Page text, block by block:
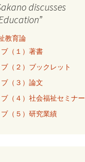
discusses
教育論
（１）著書
（２）ブックレット
（３）論文
（４）社会福祉セミナー
（５）研究業績